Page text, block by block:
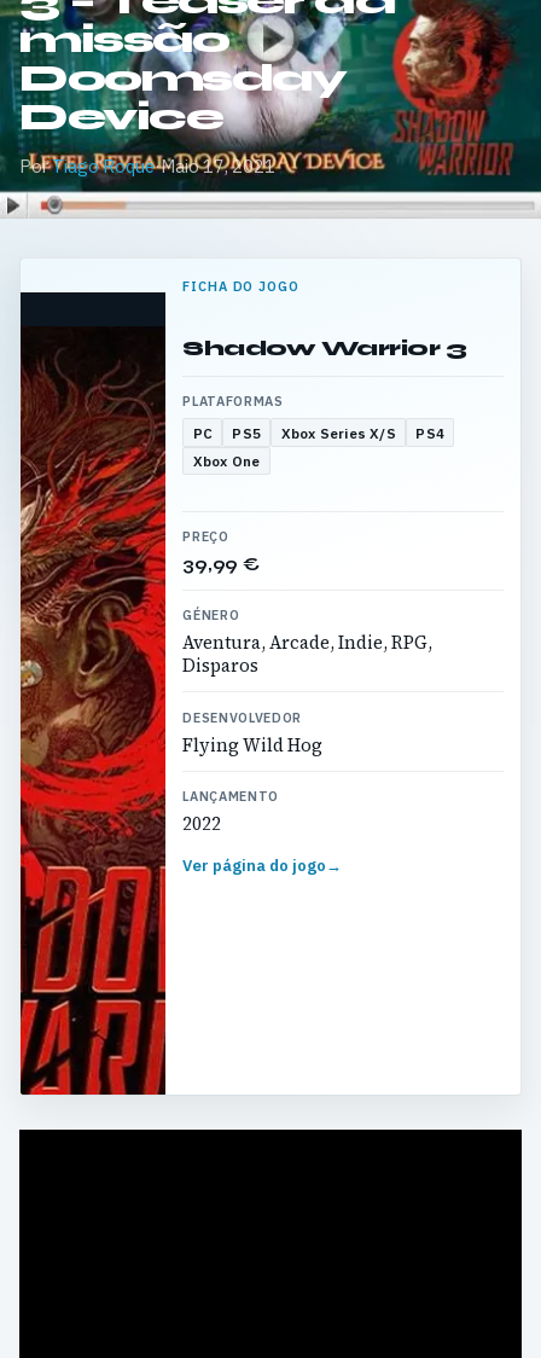
missão
Doomsday
Device
PorTiago Roque·Maio 17, 2021
FICHA DO JOGO
Shadow Warrior 3
PLATAFORMAS
PC PS5 Xbox Series X/S
PS4
Xbox One
PREÇO
39,99 €
GÉNERO
Aventura, Arcade, Indie, RPG,
Disparos
DESENVOLVEDOR
Flying Wild Hog
LANÇAMENTO
2022
Ver página do jogo→